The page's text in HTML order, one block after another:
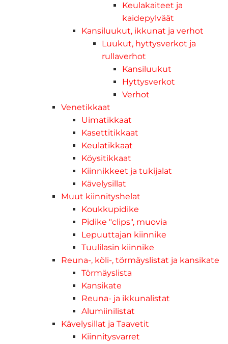
Keulakaiteet ja
kaidepylväät
Kansiluukut, ikkunat ja verhot
Luukut, hyttysverkot ja
rullaverhot
Kansiluukut
Hyttysverkot
Verhot
Venetikkaat
Uimatikkaat
Kasettitikkaat
Keulatikkaat
Köysitikkaat
Kiinnikkeet ja tukijalat
Kävelysillat
Muut kiinnityshelat
Koukkupidike
Pidike "clips", muovia
Lepuuttajan kiinnike
Tuulilasin kiinnike
Reuna-, köli-, törmäyslistat ja kansikate
Törmäyslista
Kansikate
Reuna- ja ikkunalistat
Alumiinilistat
Kävelysillat ja Taavetit
Kiinnitysvarret